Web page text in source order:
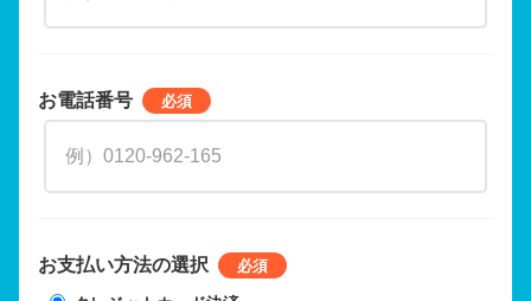
お電話番号
お支払い方法の選択